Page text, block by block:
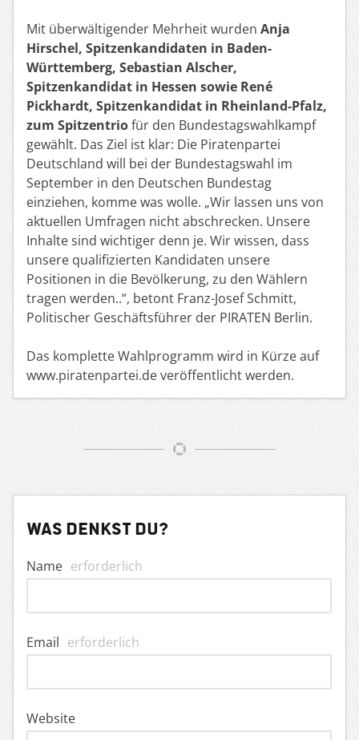
Mit überwältigender Mehrheit wurden Anja
Hirschel, Spitzenkandidaten in Baden-
Württemberg, Sebastian Alscher,
Spitzenkandidat in Hessen sowie René
Pickhardt, Spitzenkandidat in Rheinland-Pfalz,
zum Spitzentriofür den Bundestagswahlkampf
gewählt. Das Ziel ist klar: Die Piratenpartei
Deutschland will bei der Bundestagswahl im
September in den Deutschen Bundestag
einziehen, komme was wolle. „Wir lassen uns von
aktuellen Umfragen nicht abschrecken. Unsere
Inhalte sind wichtiger denn je. Wir wissen, dass
unsere qualifizierten Kandidaten unsere
Positionen in die Bevölkerung, zu den Wählern
tragen werden..“, betont Franz-Josef Schmitt,
Politischer Geschäftsführer der PIRATEN Berlin.
Das komplette Wahlprogramm wird in Kürze auf
www.piratenpartei.de veröffentlicht werden.
Was denkst du?
Name erforderlich
Email erforderlich
Website